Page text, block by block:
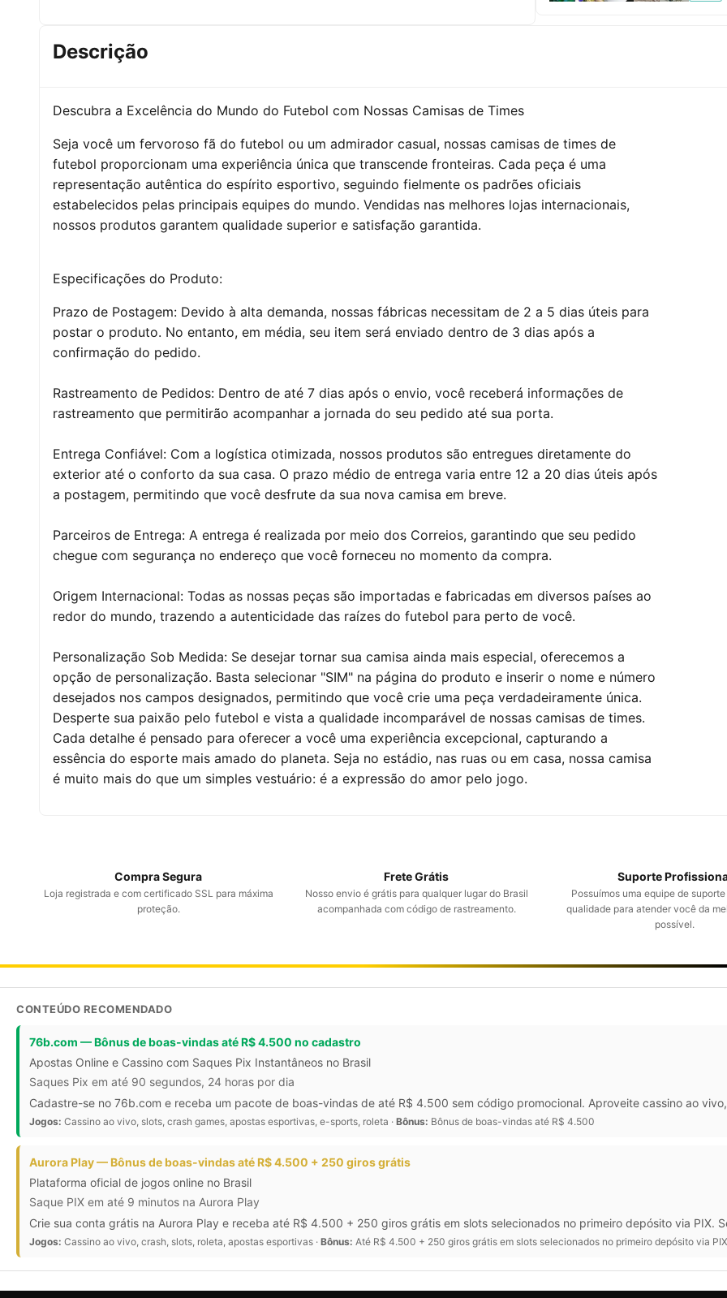
Descrição
Descubra a Excelência do Mundo do Futebol com Nossas Camisas de Times
Seja você um fervoroso fã do futebol ou um admirador casual, nossas camisas de times de
futebol proporcionam uma experiência única que transcende fronteiras. Cada peça é uma
representação autêntica do espírito esportivo, seguindo fielmente os padrões oficiais
estabelecidos pelas principais equipes do mundo. Vendidas nas melhores lojas internacionais,
nossos produtos garantem qualidade superior e satisfação garantida.
Especificações do Produto:
Prazo de Postagem: Devido à alta demanda, nossas fábricas necessitam de 2 a 5 dias úteis para
postar o produto. No entanto, em média, seu item será enviado dentro de 3 dias após a
confirmação do pedido.
Rastreamento de Pedidos: Dentro de até 7 dias após o envio, você receberá informações de
rastreamento que permitirão acompanhar a jornada do seu pedido até sua porta.
Entrega Confiável: Com a logística otimizada, nossos produtos são entregues diretamente do
exterior até o conforto da sua casa. O prazo médio de entrega varia entre 12 a 20 dias úteis após
a postagem, permitindo que você desfrute da sua nova camisa em breve.
Parceiros de Entrega: A entrega é realizada por meio dos Correios, garantindo que seu pedido
chegue com segurança no endereço que você forneceu no momento da compra.
Origem Internacional: Todas as nossas peças são importadas e fabricadas em diversos países ao
redor do mundo, trazendo a autenticidade das raízes do futebol para perto de você.
Personalização Sob Medida: Se desejar tornar sua camisa ainda mais especial, oferecemos a
opção de personalização. Basta selecionar "SIM" na página do produto e inserir o nome e número
desejados nos campos designados, permitindo que você crie uma peça verdadeiramente única.
Desperte sua paixão pelo futebol e vista a qualidade incomparável de nossas camisas de times.
Cada detalhe é pensado para oferecer a você uma experiência excepcional, capturando a
essência do esporte mais amado do planeta. Seja no estádio, nas ruas ou em casa, nossa camisa
é muito mais do que um simples vestuário: é a expressão do amor pelo jogo.
Compra Segura
Loja registrada e com certificado SSL para máxima
proteção.
Frete Grátis
Nosso envio é grátis para qualquer lugar do Brasil
acompanhada com código de rastreamento.
Suporte
Possuímos uma equipe de
qualidade para atender você da
possível.
CONTEÚDO RECOMENDADO
76b.com — Bônus de boas-vindas até R$ 4.500 no cadastro
Apostas Online e Cassino com Saques Pix Instantâneos no Brasil
Saques Pix em até 90 segundos, 24 horas por dia
Cadastre-se no 76b.com e receba um pacote de boas-vindas de até R$ 4.500 sem código promocional. Aproveite cassino ao
Jogos: Cassino ao vivo, slots, crash games, apostas esportivas, e-sports, roleta · Bônus: Bônus de boas-vindas até R$ 4.500
Aurora Play — Bônus de boas-vindas até R$ 4.500 + 250 giros grátis
Plataforma oficial de jogos online no Brasil
Saque PIX em até 9 minutos na Aurora Play
Crie sua conta grátis na Aurora Play e receba até R$ 4.500 + 250 giros grátis em slots selecionados no primeiro depósito via PIX.
Jogos: Cassino ao vivo, crash, slots, roleta, apostas esportivas · Bônus: Até R$ 4.500 + 250 giros grátis em slots selecionados no primeiro depósito via